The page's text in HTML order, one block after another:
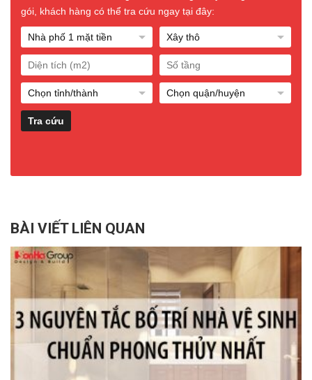
gói, khách hàng có thể tra cứu ngay tại đây:
BÀI VIẾT LIÊN QUAN